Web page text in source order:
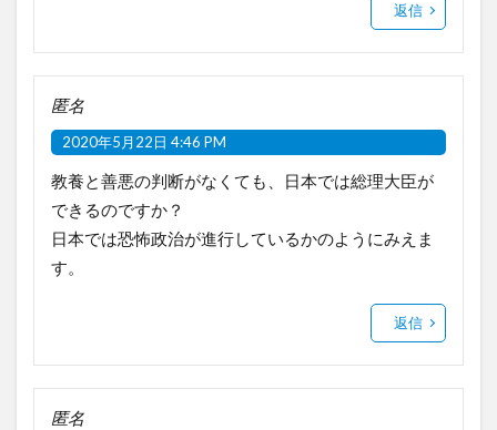
返信
匿名
2020年5月22日 4:46 PM
教養と善悪の判断がなくても、日本では総理大臣が
できるのですか？
日本では恐怖政治が進行しているかのようにみえま
す。
返信
匿名